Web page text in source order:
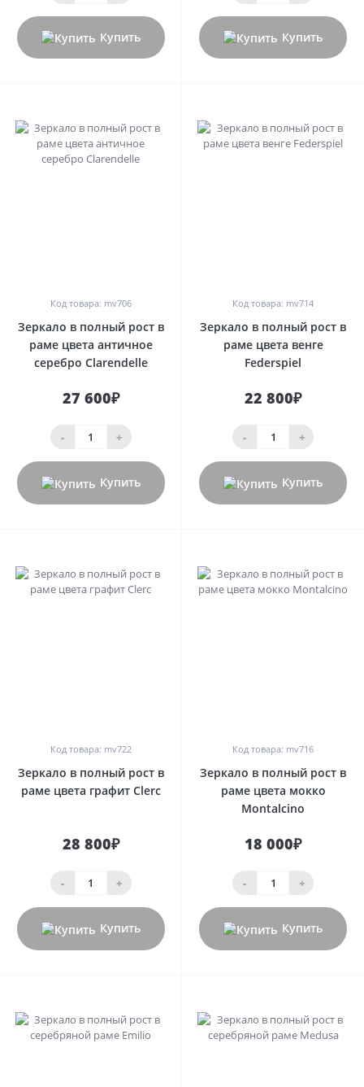
Купить Купить
Код товара: mv706
Зеркало в полный рост в
раме цвета античное
серебро Clarendelle
27 600₽
- +
Купить
Код товара: mv714
Зеркало в полный рост в
раме цвета венге
Federspiel
22 800₽
- +
Купить
Код товара: mv722
Зеркало в полный рост в
раме цвета графит Clerc
28 800₽
- +
Купить
Код товара: mv716
Зеркало в полный рост в
раме цвета мокко
Montalcino
18 000₽
- +
Купить